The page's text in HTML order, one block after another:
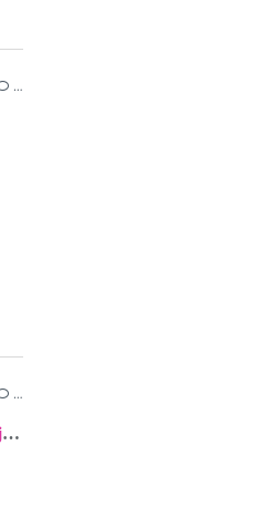
…
…
Prendre soin des petits habitants de son jardin